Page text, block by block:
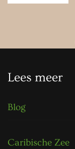
Lees meer
Blog
Caribische Zee